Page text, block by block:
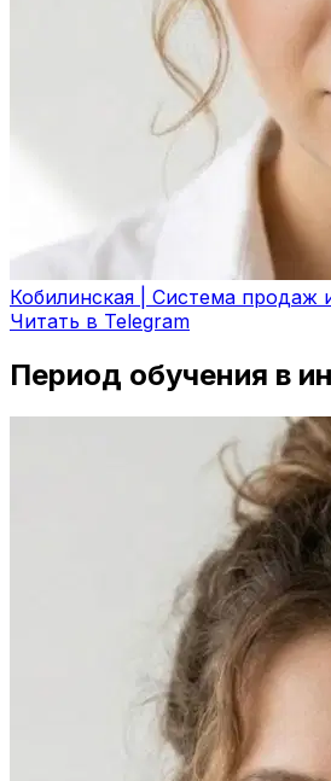
Кобилинская | Система продаж
Читать в Telegram
Период обучения в